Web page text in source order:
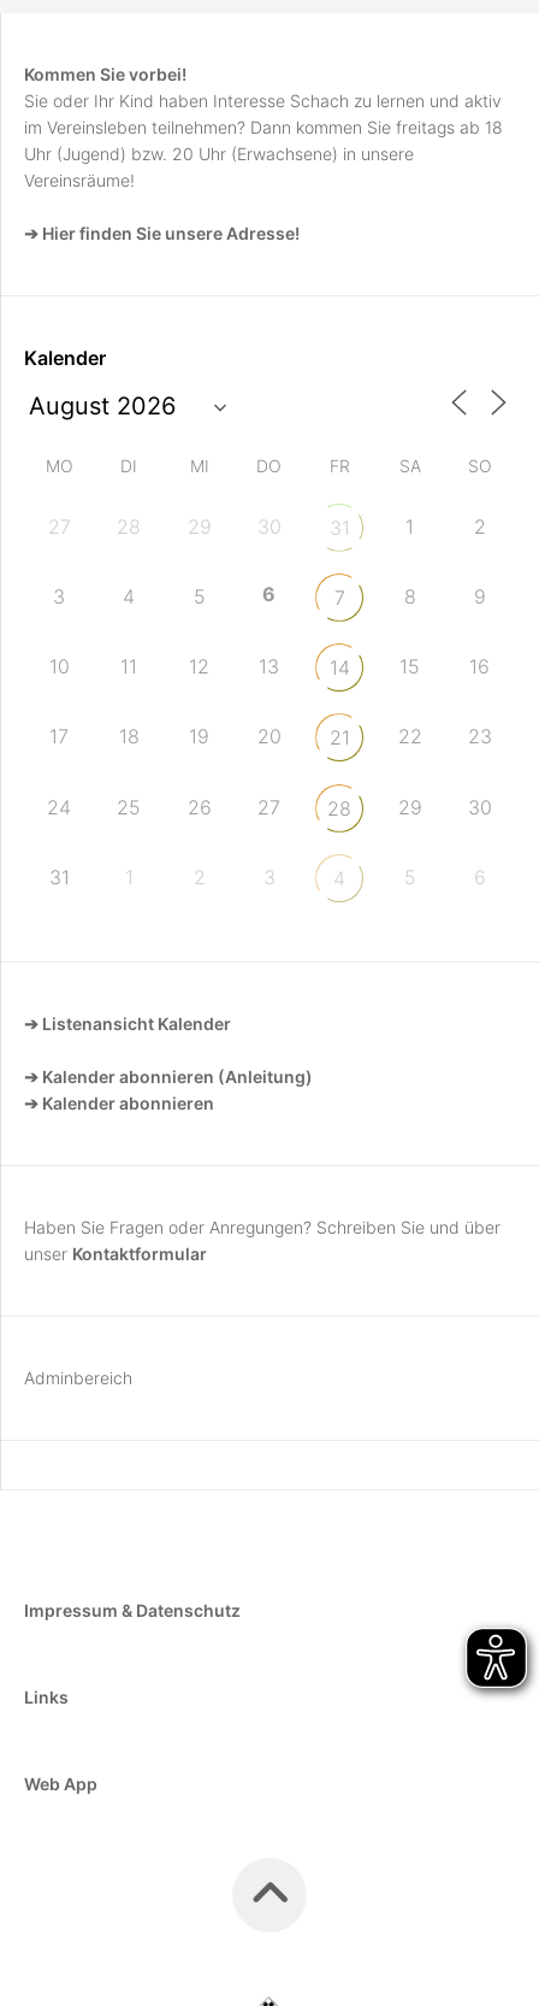
Kommen Sie vorbei!
Sie oder Ihr Kind haben Interesse Schach zu lernen und aktiv
im Vereinsleben teilnehmen? Dann kommen Sie freitags ab 18
Uhr (Jugend) bzw. 20 Uhr (Erwachsene) in unsere
Vereinsräume!
➔ Hier finden Sie unsere Adresse!
Kalender
MO DI MI DO FR SA SO
27 28 29 30 31 1 2
3 4 5 6 7 8 9
10 11 12 13 14 15 16
17 18 19 20 21 22 23
24 25 26 27 28 29 30
31 1 2 3 4 5 6
➔ Listenansicht Kalender
➔ Kalender abonnieren (Anleitung)
➔ Kalender abonnieren
Haben Sie Fragen oder Anregungen? Schreiben Sie und über
unser Kontaktformular
Adminbereich
Impressum & Datenschutz
Links
Web App